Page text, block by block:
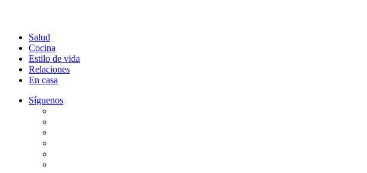
Salud
Cocina
Estilo de vida
Relaciones
En casa
Síguenos